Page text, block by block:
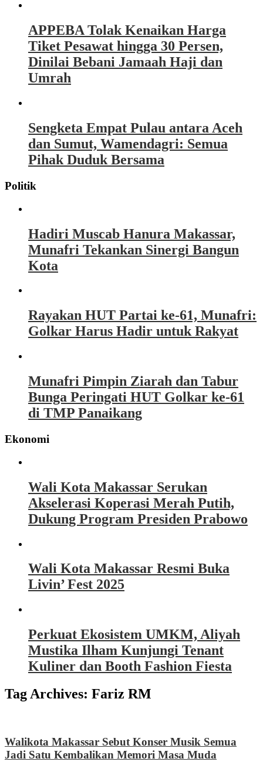
APPEBA Tolak Kenaikan Harga
Tiket Pesawat hingga 30 Persen,
Dinilai Bebani Jamaah Haji dan
Umrah
Sengketa Empat Pulau antara Aceh
dan Sumut, Wamendagri: Semua
Pihak Duduk Bersama
Politik
Hadiri Muscab Hanura Makassar,
Munafri Tekankan Sinergi Bangun
Kota
Rayakan HUT Partai ke-61, Munafri:
Golkar Harus Hadir untuk Rakyat
Munafri Pimpin Ziarah dan Tabur
Bunga Peringati HUT Golkar ke-61
di TMP Panaikang
Ekonomi
Wali Kota Makassar Serukan
Akselerasi Koperasi Merah Putih,
Dukung Program Presiden Prabowo
Wali Kota Makassar Resmi Buka
Livin’ Fest 2025
Perkuat Ekosistem UMKM, Aliyah
Mustika Ilham Kunjungi Tenant
Kuliner dan Booth Fashion Fiesta
Tag Archives: Fariz RM
Walikota Makassar Sebut Konser Musik Semua
Jadi Satu Kembalikan Memori Masa Muda